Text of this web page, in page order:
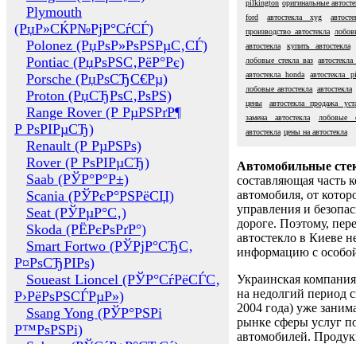
Plymouth
(РџР»СЌР№РјР°СѓСЃ)
Polonez (РџРѕР»РѕРЅРµС‚СЃ)
Pontiac (РџРѕРЅС‚РёР°Рє)
Porsche (РџРѕСЂС€Рµ)
Proton (РџСЂРѕС‚РѕРЅ)
Range Rover (Р РµРЅРґР¶
Р РѕРІРµСЂ)
Renault (Р РµРЅРѕ)
Rover (Р РѕРІРµСЂ)
Saab (РЎР°Р°Р±)
Scania (РЎРєР°РЅРёСЏ)
Seat (РЎРµР°С‚)
Skoda (РЁРєРѕРґР°)
Smart Fortwo (РЎРјР°СЂС‚
Р¤РѕСЂРІРѕ)
Soueast Lioncel (РЎР°СѓРёСЃС‚
Р›РёРѕРЅСЃРµР»)
Ssang Yong (РЎР°РЅРі
Р™РѕРЅРі)
pilkington оригинальные
ford
автостекла xyg
производство автостекла
автостекла
купить автостекла
лобовые стекла ваз
автостекла honda
автостекла
лобовые автостекла автостекла
цены
автостекла продажа
замена автостекла
лобовые
автостекла цены на автостекла
Автомобильные
составляющая часть
автомобиля, от
управления и
дороге. Поэтому,
автостекло в Киеве
информацию с
Украинская
на недолгий период
2004 года) уже
рынке сферы услуг
автомобилей.